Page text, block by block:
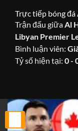
Trực tiếp bóng đá
Trận đấu giữaAl
Libyan Premier
Bình luận viên:
Tỷ số hiện tại: 0 -